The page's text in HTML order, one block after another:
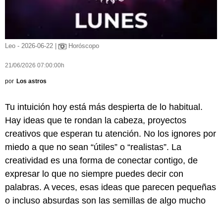
Leo - 2026-06-22 | Horóscopo
21/06/2026 07:00:00h
por Los astros
Tu intuición hoy está más despierta de lo habitual.
Hay ideas que te rondan la cabeza, proyectos
creativos que esperan tu atención. No los ignores por
miedo a que no sean “útiles” o “realistas”. La
creatividad es una forma de conectar contigo, de
expresar lo que no siempre puedes decir con
palabras. A veces, esas ideas que parecen pequeñas
o incluso absurdas son las semillas de algo mucho